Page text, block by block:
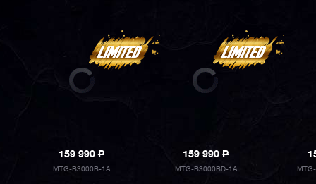
159 990P
MTG-B3000B-1A
159 990P
MTG-B3000BD-1A